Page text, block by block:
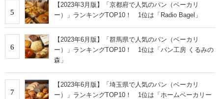
5
【2023年3月版】「京都府で人気のパン（ベーカリ
ー）」ランキングTOP10！ 1位は「Radio Bagel」
6
【2023年6月版】「群馬県で人気のパン（ベーカリ
ー）」ランキングTOP10！ 1位は「パン工房 くるみの
森」
7
【2023年6月版】「埼玉県で人気のパン（ベーカリ
ー）」ランキングTOP10！ 1位は「ホームベーカリー